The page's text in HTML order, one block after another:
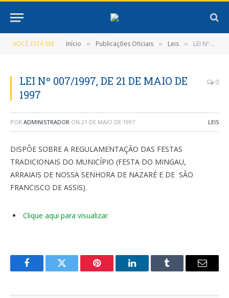
VOCÊ ESTÁ EM: Início » Publicações Oficiais » Leis » LEI Nº 007/1997, DE 21 DE MAIO DE 1997
LEI Nº 007/1997, DE 21 DE MAIO DE
1997
0
POR ADMINISTRADOR ON 21 DE MAIO DE 1997 LEIS
DISPÕE SOBRE A REGULAMENTAÇÃO DAS FESTAS
TRADICIONAIS DO MUNICÍPIO (FESTA DO MINGAU,
ARRAIAIS DE NOSSA SENHORA DE NAZARÉ E DE SÃO
FRANCISCO DE ASSIS).
Clique aqui para visualizar
FacebookTwitter Pinterest LinkedInTumblr
E-